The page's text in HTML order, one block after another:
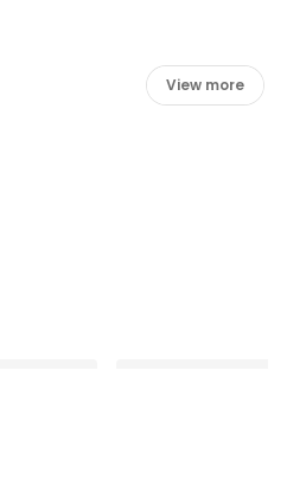
View more